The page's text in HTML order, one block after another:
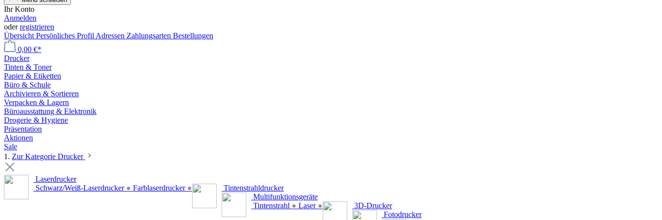
Ihr Konto
Anmelden
oderregistrieren
Übersicht Persönliches Profil Adressen Zahlungsarten Bestellungen
0,00 €*
Drucker
Tinten & Toner
Papier & Etiketten
Büro & Schule
Archivieren & Sortieren
Verpacken & Lagern
Büroausstattung & Elektronik
Drogerie & Hygiene
Präsentation
Aktionen
Sale
1. Zur Kategorie Drucker
Laserdrucker
Schwarz/Weiß-Laserdrucker ● Farblaserdrucker ●
Tintenstrahldrucker
Multifunktionsgeräte
Tintenstrahl ● Laser ●
3D-Drucker
Fotodrucker